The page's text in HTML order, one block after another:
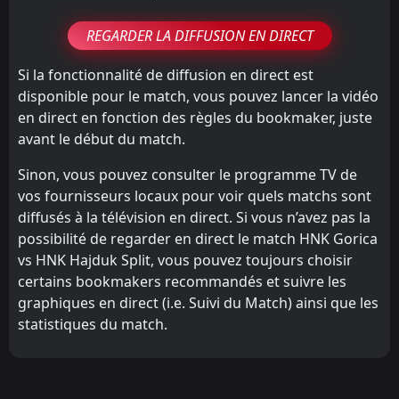
REGARDER LA DIFFUSION EN DIRECT
Si la fonctionnalité de diffusion en direct est
disponible pour le match, vous pouvez lancer la vidéo
en direct en fonction des règles du bookmaker, juste
avant le début du match.
Sinon, vous pouvez consulter le programme TV de
vos fournisseurs locaux pour voir quels matchs sont
diffusés à la télévision en direct. Si vous n’avez pas la
possibilité de regarder en direct le match HNK Gorica
vs HNK Hajduk Split, vous pouvez toujours choisir
certains bookmakers recommandés et suivre les
graphiques en direct (i.e. Suivi du Match) ainsi que les
statistiques du match.